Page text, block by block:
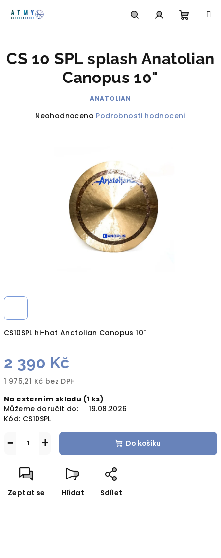
košík
CS10SPL hi-hat Anatolian Canopus 10"
2 390 Kč
1 975,21 Kč bez DPH
cena:
Na externím skladu (1 ks)
Můžeme doručit do:
19.08.2026
Kód: CS10SPL
+
− Do košíku
Zeptat se Hlídat Sdílet
CS 10 SPL splash Anatolian
Canopus 10"
ANATOLIAN
Průměrné
hvězdiček.
Neohodnoceno Podrobnosti hodnocení